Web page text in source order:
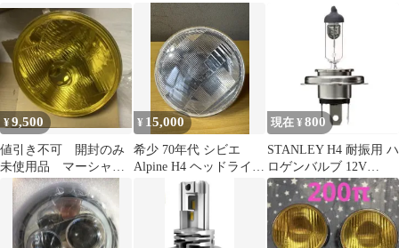
ー
¥9,500
値引き不可 開封のみ
未使用品 マーシャル
888 イエローレンズ
160mm
¥ 15,000
希少 70年代 シビエ
Alpine H4 ヘッドライト
現在 ¥ 800
STANLEY H4 耐振用 ハ
ロゲンバルブ 12V
60/55W